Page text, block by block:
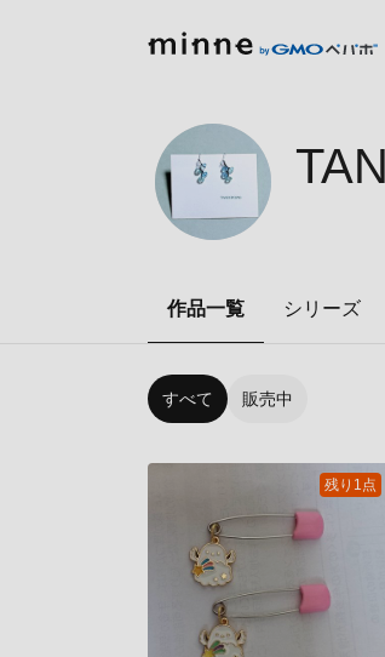
作品一覧 シリーズ
すべて 販売中
残り1点